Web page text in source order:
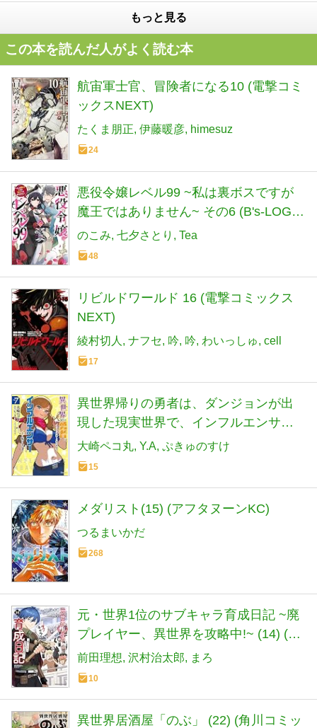
もっと見る
この本を読んだ人がよく読む本
航宙軍士官、冒険者になる10 (電撃コミ
ックスNEXT)
たくま朋正 伊藤暖彦 himesuz
24
悪役令嬢レベル99 ~私は裏ボスですが
魔王ではありません~ その6 (B's-LOG
COMICS)
のこみ 七夕さとり Tea
48
リビルドワールド 16 (電撃コミックス
NEXT)
綾村切人 ナフセ 吟 吟 わいっしゅ cell
17
異世界帰りの勇者は、ダンジョンが出
現した現実世界で、インフルエンサー
になって金を稼ぎます! 7 (ヒューコミッ
クス)
大崎ペコ丸 Y.A ぷきゅのすけ
15
メダリスト(15) (アフタヌーンKC)
つるまいかだ
268
元・世界1位のサブキャラ育成日記 ~廃
プレイヤー、異世界を攻略中!~ (14) (角
川コミックス・エース)
前田理想 沢村治太郎 まろ
10
異世界居酒屋「のぶ」 (22) (角川コミッ